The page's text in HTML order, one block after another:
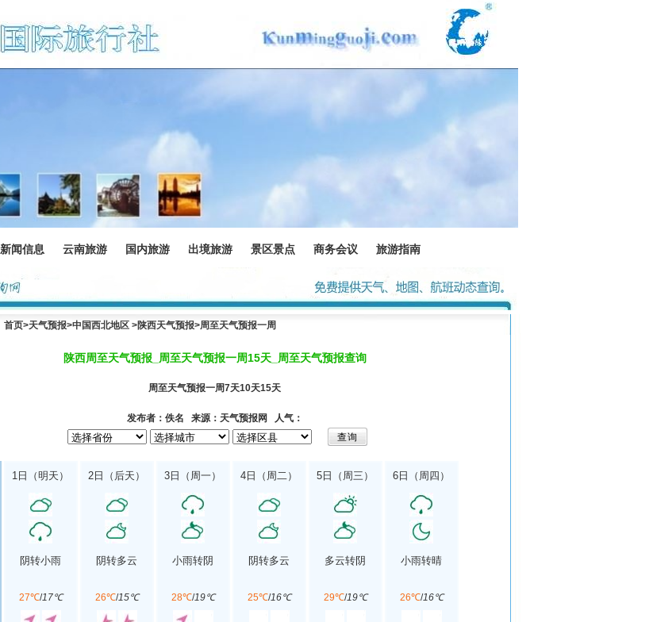
新闻信息 云南旅游 国内旅游 出境旅游 景区景点 商务会议 旅游指南
首页>天气预报>中国西北地区 >陕西天气预报>周至天气预报一周
陕西周至天气预报_周至天气预报一周15天_周至天气预报查询
周至天气预报一周7天10天15天
发布者：佚名 来源：天气预报网 人气：
1日（明天）
阴转小雨
27℃/17℃
2日（后天）
阴转多云
26℃/15℃
3日（周一）
小雨转阴
28℃/19℃
4日（周二）
阴转多云
25℃/16℃
5日（周三）
多云转阴
29℃/19℃
6日（周四）
小雨转晴
26℃/16℃